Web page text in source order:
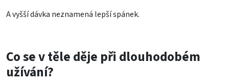
A vyšší dávka neznamená lepší spánek.
Co se v těle děje při dlouhodobém
užívání?